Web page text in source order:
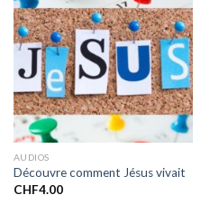
Ajouter
à la liste
de
souhaits
AUDIOS
Découvre comment Jésus vivait
CHF4.00